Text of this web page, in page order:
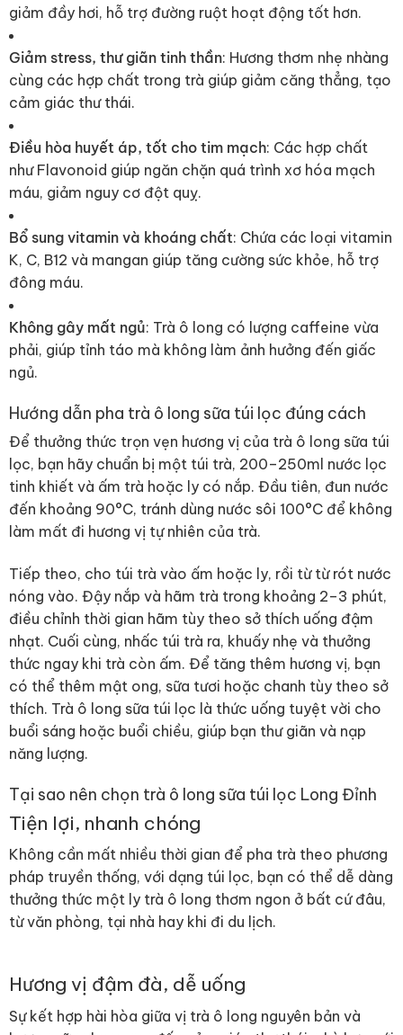
giảm đầy hơi, hỗ trợ đường ruột hoạt động tốt hơn.
Giảm stress, thư giãn tinh thần: Hương thơm nhẹ nhàng
cùng các hợp chất trong trà giúp giảm căng thẳng, tạo
cảm giác thư thái.
Điều hòa huyết áp, tốt cho tim mạch: Các hợp chất
như Flavonoid giúp ngăn chặn quá trình xơ hóa mạch
máu, giảm nguy cơ đột quỵ.
Bổ sung vitamin và khoáng chất: Chứa các loại vitamin
K, C, B12 và mangan giúp tăng cường sức khỏe, hỗ trợ
đông máu.
Không gây mất ngủ: Trà ô long có lượng caffeine vừa
phải, giúp tỉnh táo mà không làm ảnh hưởng đến giấc
ngủ.
Hướng dẫn pha trà ô long sữa túi lọc đúng cách
Để thưởng thức trọn vẹn hương vị của trà ô long sữa túi
lọc, bạn hãy chuẩn bị một túi trà, 200–250ml nước lọc
tinh khiết và ấm trà hoặc ly có nắp. Đầu tiên, đun nước
đến khoảng 90°C, tránh dùng nước sôi 100°C để không
làm mất đi hương vị tự nhiên của trà.
Tiếp theo, cho túi trà vào ấm hoặc ly, rồi từ từ rót nước
nóng vào. Đậy nắp và hãm trà trong khoảng 2–3 phút,
điều chỉnh thời gian hãm tùy theo sở thích uống đậm
nhạt. Cuối cùng, nhấc túi trà ra, khuấy nhẹ và thưởng
thức ngay khi trà còn ấm. Để tăng thêm hương vị, bạn
có thể thêm mật ong, sữa tươi hoặc chanh tùy theo sở
thích. Trà ô long sữa túi lọc là thức uống tuyệt vời cho
buổi sáng hoặc buổi chiều, giúp bạn thư giãn và nạp
năng lượng.
Tại sao nên chọn trà ô long sữa túi lọc Long Đỉnh
Tiện lợi, nhanh chóng
Không cần mất nhiều thời gian để pha trà theo phương
pháp truyền thống, với dạng túi lọc, bạn có thể dễ dàng
thưởng thức một ly trà ô long thơm ngon ở bất cứ đâu,
từ văn phòng, tại nhà hay khi đi du lịch.
Hương vị đậm đà, dễ uống
Sự kết hợp hài hòa giữa vị trà ô long nguyên bản và